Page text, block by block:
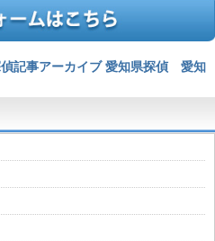
記事アーカイブ 愛知県探偵 愛知